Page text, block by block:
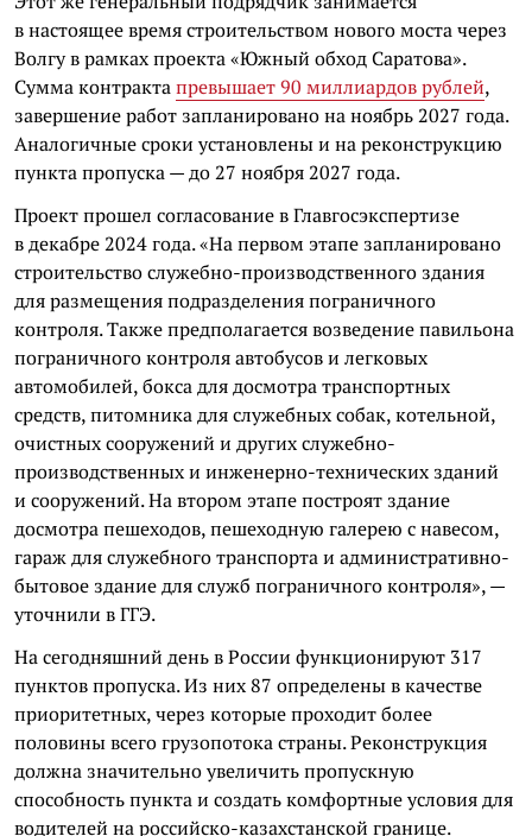
в настоящее время строительством нового моста через
Волгу в рамках проекта «Южный обход Саратова».
Сумма контрактапревышает 90 миллиардов рублей,
завершение работ запланировано на ноябрь 2027 года.
Аналогичные сроки установлены и на реконструкцию
пункта пропуска — до 27 ноября 2027 года.
Проект прошел согласование в Главгосэкспертизе
в декабре 2024 года. «На первом этапе запланировано
строительство служебно-производственного здания
для размещения подразделения пограничного
контроля. Также предполагается возведение павильона
пограничного контроля автобусов и легковых
автомобилей, бокса для досмотра транспортных
средств, питомника для служебных собак, котельной,
очистных сооружений и других служебно-
производственных и инженерно-технических зданий
и сооружений. На втором этапе построят здание
досмотра пешеходов, пешеходную галерею с навесом,
гараж для служебного транспорта и административно-
бытовое здание для служб пограничного контроля», —
уточнили в ГГЭ.
На сегодняшний день в России функционируют 317
пунктов пропуска. Из них 87 определены в качестве
приоритетных, через которые проходит более
половины всего грузопотока страны. Реконструкция
должна значительно увеличить пропускную
способность пункта и создать комфортные условия для
водителей на российско-казахстанской границе.